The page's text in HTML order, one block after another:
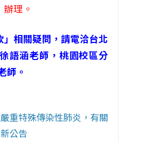
理。
相關疑問，請電洽台北
語涵老師，桃園校區分
師。
嚴重特殊傳染性肺炎，有關
公告